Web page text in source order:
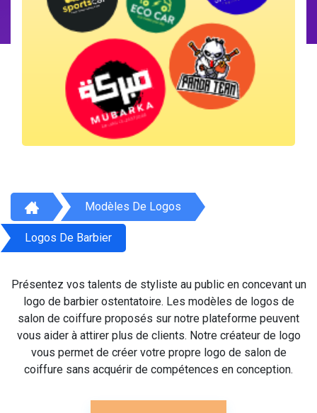
Modèles De Logos
Logos De Barbier
Présentez vos talents de styliste au public en concevant un
logo de barbier ostentatoire. Les modèles de logos de
salon de coiffure proposés sur notre plateforme peuvent
vous aider à attirer plus de clients. Notre créateur de logo
vous permet de créer votre propre logo de salon de
coiffure sans acquérir de compétences en conception.